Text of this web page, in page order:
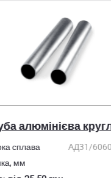
алюмінієва кругла
АД31/6060, Т5
мм